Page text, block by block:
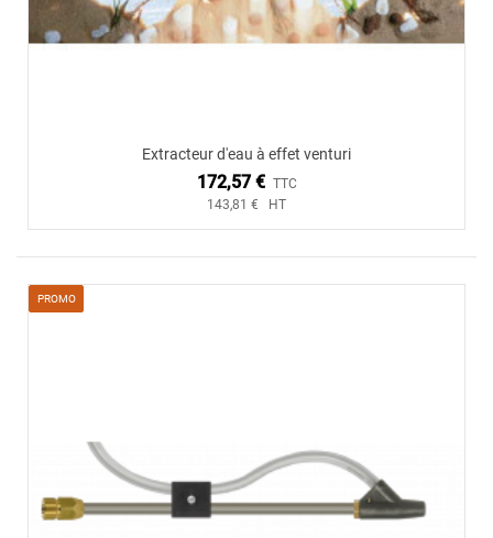
Extracteur d'eau à effet venturi
172,57 € TTC
143,81 € HT
PROMO